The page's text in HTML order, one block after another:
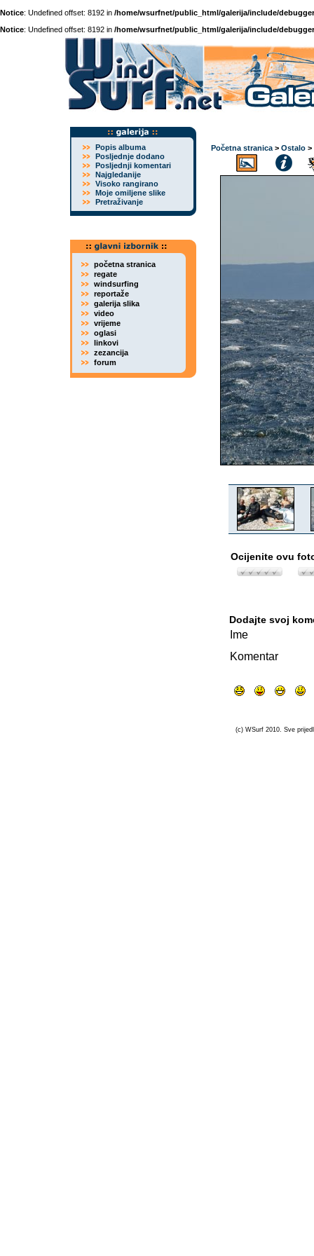
Notice: Undefined offset: 8192 in /home/wsurfnet/public_html/galerija/include/
Notice: Undefined offset: 8192 in /home/wsurfnet/public_html/galerija/include/
Popis albuma
Posljednje dodano
Posljednji komentari
Najgledanije
Visoko rangirano
Moje omiljene slike
Pretraživanje
početna stranica
regate
windsurfing
reportaže
galerija slika
video
vrijeme
oglasi
linkovi
zezancija
forum
Početna stranica > Ostalo >
Ocijenite ovu
Dodajte svoj
Ime
Komentar
(c) WSurf 2010. Sve